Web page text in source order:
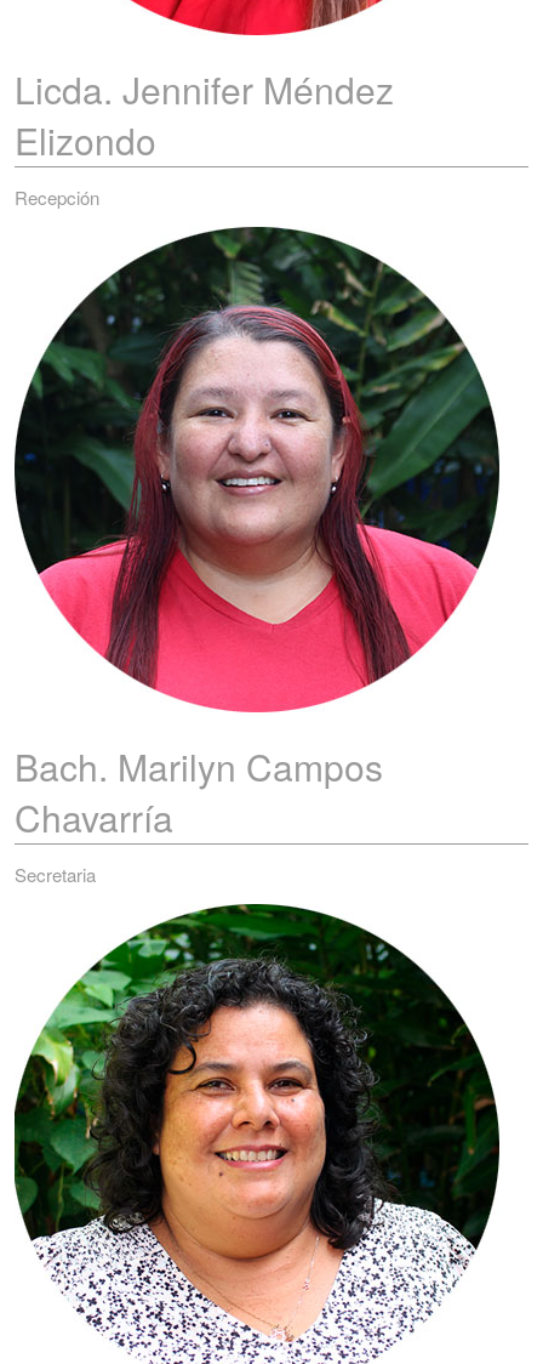
Licda. Jennifer Méndez
Elizondo
Recepción
Bach. Marilyn Campos
Chavarría
Secretaria